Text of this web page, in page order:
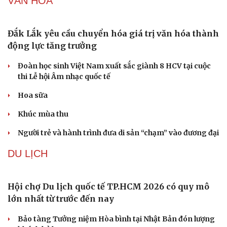
Mỹ duy trì sức mạnh tiêm kích F-22 tại Trung
Đông bằng “mạch máu” KC-135
Khủng hoảng tên lửa Patriot đẩy NATO vào thế lưỡng
nan chiến lược
Mỹ bác thông tin thiếu hụt đạn dược sau nhiều tháng
giao tranh với Iran
Phê duyệt Kế hoạch bồi dưỡng kiến thức quốc phòng và
Bế mạc Vòng Chung kết Hội thao Công an Nhân dân
năm 2026
VĂN HÓA